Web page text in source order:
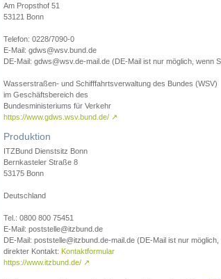
Am Propsthof 51
53121 Bonn
Telefon: 0228/7090-0
E-Mail: gdws@wsv.bund.de
DE-Mail: gdws@wsv.de-mail.de (DE-Mail ist nur möglich, wenn
Wasserstraßen- und Schifffahrtsverwaltung des Bundes (WSV)
im Geschäftsbereich des
Bundesministeriums für Verkehr
https://www.gdws.wsv.bund.de/ ↗
Produktion
ITZBund Dienstsitz Bonn
Bernkasteler Straße 8
53175 Bonn
Deutschland
Tel.: 0800 800 75451
E-Mail: poststelle@itzbund.de
DE-Mail: poststelle@itzbund.de-mail.de (DE-Mail ist nur
direkter Kontakt: Kontaktformular
https://www.itzbund.de/ ↗